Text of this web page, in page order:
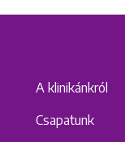
A klinikánkról
Csapatunk